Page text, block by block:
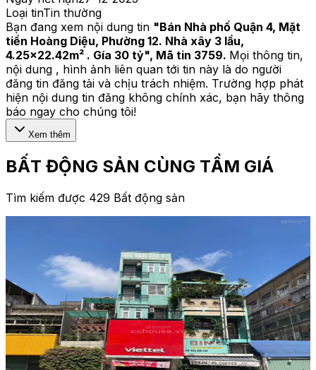
Loại tinTin thường
Bạn đang xem nội dung tin "Bán Nhà phố Quận 4, Mặt
tiền Hoàng Diệu, Phường 12. Nhà xây 3 lầu,
4.25x22.42m² . Gía 30 tỷ", Mã tin 3759. Mọi thông tin,
nội dung , hình ảnh liên quan tới tin này là do người
đăng tin đăng tải và chịu trách nhiệm. Trường hợp phát
hiện nội dung tin đăng không chính xác, bạn hãy thông
báo ngay cho chúng tôi!
Xem thêm
BẤT ĐỘNG SẢN CÙNG TẦM GIÁ
Tìm kiếm được 429 Bất động sản